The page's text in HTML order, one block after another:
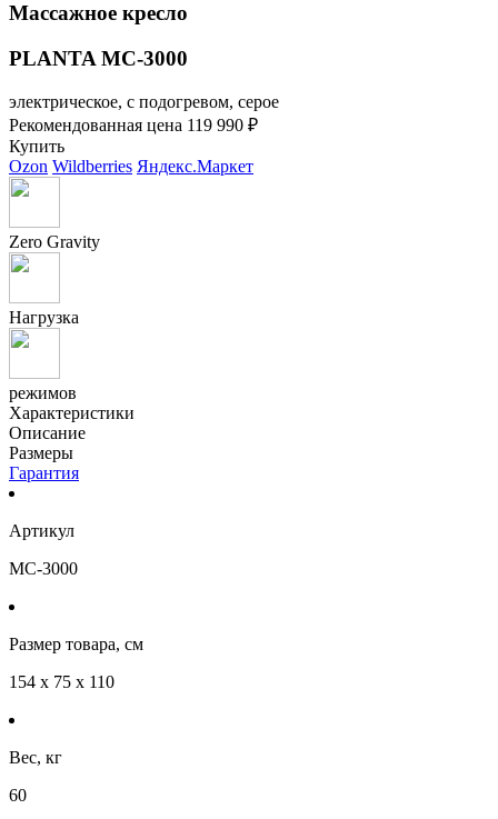
Массажное кресло
PLANTA MC-3000
электрическое, с подогревом, серое
Рекомендованная цена 119 990 ₽
Купить
Ozon Wildberries Яндекс.Маркет
Zero Gravity
Нагрузка
режимов
Характеристики
Описание
Размеры
Гарантия
Артикул
MC-3000
Размер товара, см
154 х 75 х 110
Вес, кг
60